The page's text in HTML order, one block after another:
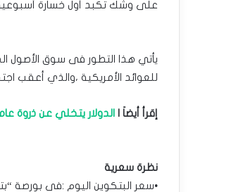
على وشك تكبد أول خسارة أسبوعية
يأتي هذا التطور فى سوق الأصول
للعوائد الأمريكية ،والذي أعقب
إقرأ أيضاَ | الدولار يتخلي عن ذروة
نظرة سعرية